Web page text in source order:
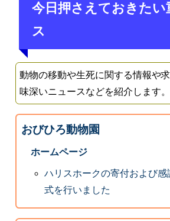
今日押さえておきたい
ス
動物の移動や生死に関する情報や
味深いニュースなどを紹介します。
おびひろ動物園
ホームページ
ハリスホークの寄付および感
式を行いました